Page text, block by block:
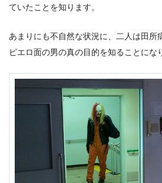
ていたことを知ります。
あまりにも不自然な状況に、二人は田所
ピエロ面の男の真の目的を知ることにな